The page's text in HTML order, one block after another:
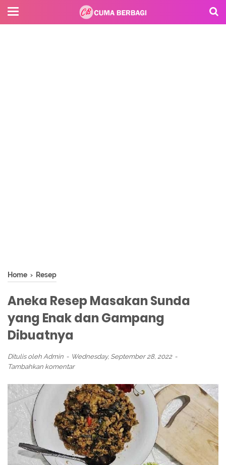
Home › Resep
Aneka Resep Masakan Sunda
yang Enak dan Gampang
Dibuatnya
Ditulis oleh Admin
Wednesday, September 28, 2022
Tambahkan komentar